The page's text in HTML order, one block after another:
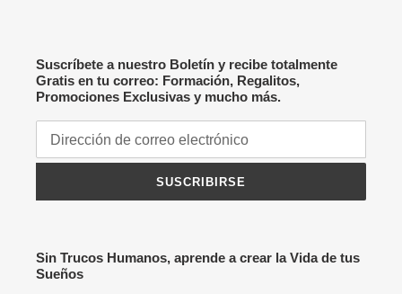
Suscríbete a nuestro Boletín y recibe totalmente
Gratis en tu correo: Formación, Regalitos,
Promociones Exclusivas y mucho más.
SUSCRIBIRSE
Sin Trucos Humanos, aprende a crear la Vida de tus
Sueños